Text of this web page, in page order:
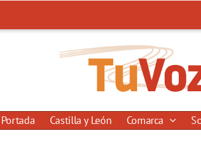
Portada Castilla y León Comarca